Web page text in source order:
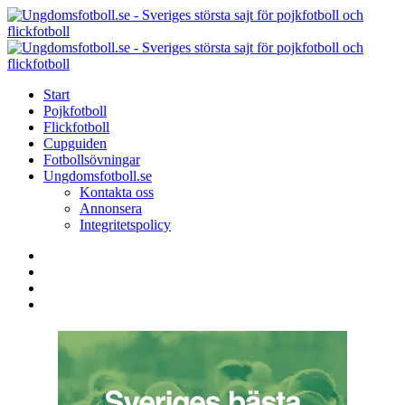
Menu
Search
Menu
Start
Pojkfotboll
Flickfotboll
Cupguiden
Fotbollsövningar
Ungdomsfotboll.se
Kontakta oss
Annonsera
Integritetspolicy